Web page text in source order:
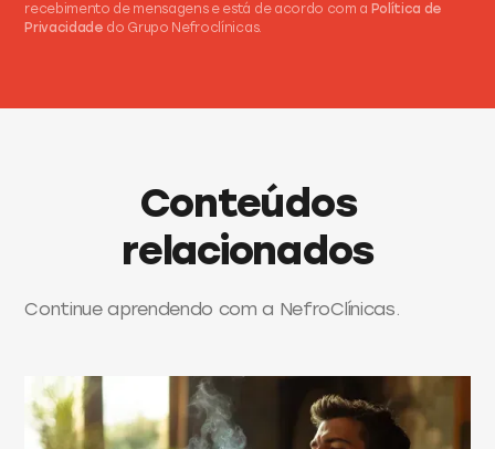
recebimento de mensagens e está de acordo com a Política de
Privacidade do Grupo Nefroclínicas.
Conteúdos
relacionados
Continue aprendendo com a NefroClínicas.